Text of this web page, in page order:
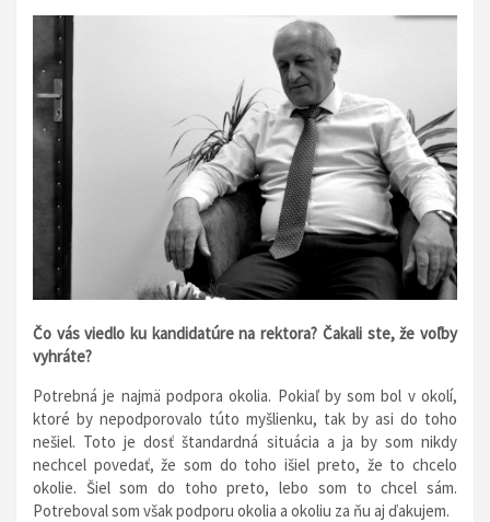
Čo vás viedlo ku kandidatúre na rektora? Čakali ste, že voľby
vyhráte?
Potrebná je najmä podpora okolia. Pokiaľ by som bol v okolí,
ktoré by nepodporovalo túto myšlienku, tak by asi do toho
nešiel. Toto je dosť štandardná situácia a ja by som nikdy
nechcel povedať, že som do toho išiel preto, že to chcelo
okolie. Šiel som do toho preto, lebo som to chcel sám.
Potreboval som však podporu okolia a okoliu za ňu aj ďakujem.